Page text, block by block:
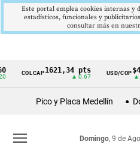
Cintillo
Colombia
COLCAP1621,34 pts USD/COP$4178
▲ 0.42
Pico y Placa Medellín
Domingo, 9 de
menu
Este portal emplea cookies internas y
estadísticos, funcionales y
consultar más en